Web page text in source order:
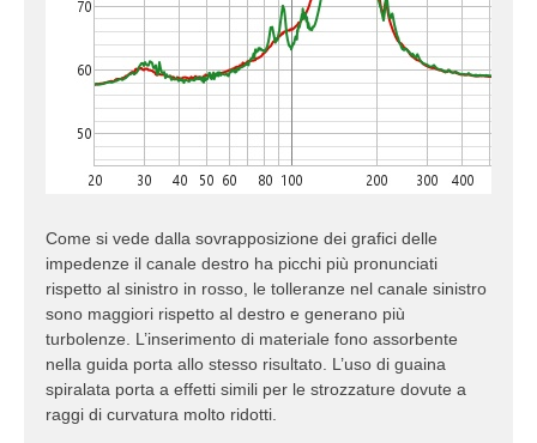
Come si vede dalla sovrapposizione dei grafici delle
impedenze il canale destro ha picchi più pronunciati
rispetto al sinistro in rosso, le tolleranze nel canale sinistro
sono maggiori rispetto al destro e generano più
turbolenze. L’inserimento di materiale fono assorbente
nella guida porta allo stesso risultato. L’uso di guaina
spiralata porta a effetti simili per le strozzature dovute a
raggi di curvatura molto ridotti.